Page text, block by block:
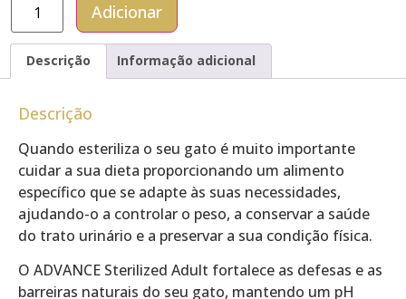
Adicionar
Descrição Informação adicional
Descrição
Quando esteriliza o seu gato é muito importante
cuidar a sua dieta proporcionando um alimento
específico que se adapte às suas necessidades,
ajudando-o a controlar o peso, a conservar a saúde
do trato urinário e a preservar a sua condição física.
O ADVANCE Sterilized Adult fortalece as defesas e as
barreiras naturais do seu gato, mantendo um pH